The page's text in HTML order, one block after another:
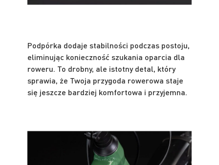
Podpórka dodaje stabilności podczas postoju,
eliminując konieczność szukania oparcia dla
roweru. To drobny, ale istotny detal, który
sprawia, że Twoja przygoda rowerowa staje
się jeszcze bardziej komfortowa i przyjemna.